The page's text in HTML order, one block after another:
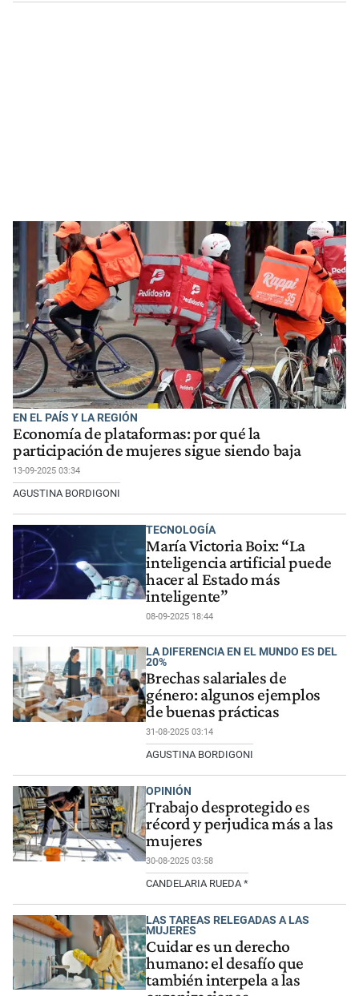
EN EL PAÍS Y LA REGIÓN
Economía de plataformas: por qué la
participación de mujeres sigue siendo baja
13-09-2025 03:34
AGUSTINA BORDIGONI
TECNOLOGÍA
María Victoria Boix: “La
inteligencia artificial puede
hacer al Estado más
inteligente”
08-09-2025 18:44
LA DIFERENCIA EN EL MUNDO ES DEL
20%
Brechas salariales de
género: algunos ejemplos
de buenas prácticas
31-08-2025 03:14
AGUSTINA BORDIGONI
OPINIÓN
Trabajo desprotegido es
récord y perjudica más a las
mujeres
30-08-2025 03:58
CANDELARIA RUEDA *
LAS TAREAS RELEGADAS A LAS
MUJERES
Cuidar es un derecho
humano: el desafío que
también interpela a las